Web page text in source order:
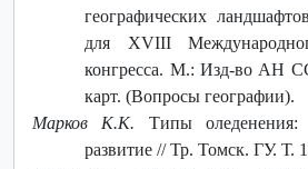
географических
для XVIII
конгресса. М.: Изд-во АН
карт. (Вопросы географии).
Марков К.К. Типы оледенения:
развитие // Тр. Томск. ГУ. Т.